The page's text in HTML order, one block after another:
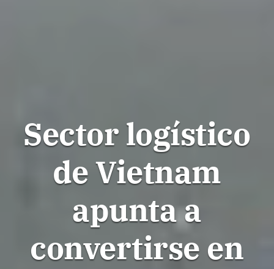
Sector logístico
de Vietnam
apunta a
convertirse en